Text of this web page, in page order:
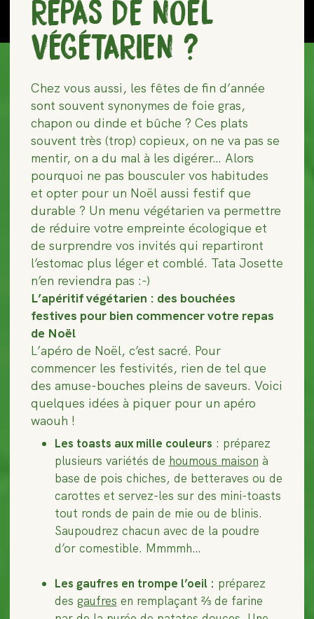
REPAS DE NOËL
VÉGÉTARIEN ?
Chez vous aussi, les fêtes de fin d’année
sont souvent synonymes de foie gras,
chapon ou dinde et bûche ? Ces plats
souvent très (trop) copieux, on ne va pas se
mentir, on a du mal à les digérer… Alors
pourquoi ne pas bousculer vos habitudes
et opter pour un Noël aussi festif que
durable ? Un menu végétarien va permettre
de réduire votre empreinte écologique et
de surprendre vos invités qui repartiront
l’estomac plus léger et comblé. Tata Josette
n’en reviendra pas :-)
L’apéritif végétarien : des bouchées
festives pour bien commencer votre repas
de Noël
L’apéro de Noël, c’est sacré. Pour
commencer les festivités, rien de tel que
des amuse-bouches pleins de saveurs. Voici
quelques idées à piquer pour un apéro
waouh !
Les toasts aux mille couleurs : préparez
plusieurs variétés de houmous maison à
base de pois chiches, de betteraves ou de
carottes et servez-les sur des mini-toasts
tout ronds de pain de mie ou de blinis.
Saupoudrez chacun avec de la poudre
d’or comestible. Mmmmh…
Les gaufres en trompe l’oeil : préparez
des gaufres en remplaçant ⅔ de farine